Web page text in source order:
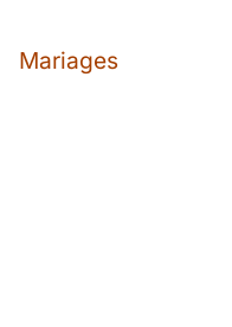
Mariages